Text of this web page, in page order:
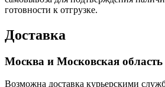
готовности к отгрузке.
Доставка
Москва и Московская область
Возможна доставка курьерскими